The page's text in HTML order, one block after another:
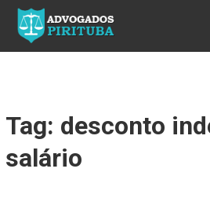
ADVOGADOS PIRITUBA
Precisando de advogado? Entre em
Fazemos toda a assessoria que você
Tag: desconto
salário